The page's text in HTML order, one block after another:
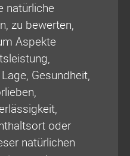
natürliche
zu bewerten,
Aspekte
Gesundheit,
oder
natürlichen